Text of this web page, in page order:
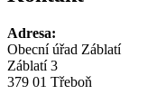
Adresa:
Obecní úřad Záblatí
Záblatí 3
379 01 Třeboň